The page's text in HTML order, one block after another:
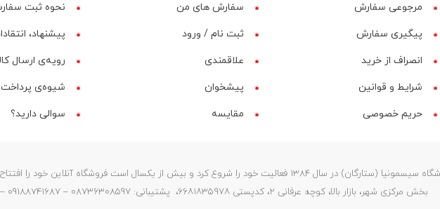
مرجوعی سفارش
پیگیری سفارش
انصراف از خرید
شرایط و قوانین
حریم خصوصی
سفارش های من
ثبت نام / ورود
علاقمندی
پیشخوان
مقایسه‌
نحوه ثبت
پیشنهاد،
رویه‌ی ارسال
شیوه‌ی پرداخت
سوالی دارید؟
فروشگاه سیسمونیا (ستارگان) در سال 1384 فعالیت خود را شروع کرد و بیش از یکسال است فروشگاه آنلاین
بخش مرکزی شهر، بازار بالا، کوچه عرفانی ۲، کدپستی ۶۶۸۱۸۳۵۹۷۸، پشتیبانی: 08736308597 – 09188741687 – info@sismonia.com